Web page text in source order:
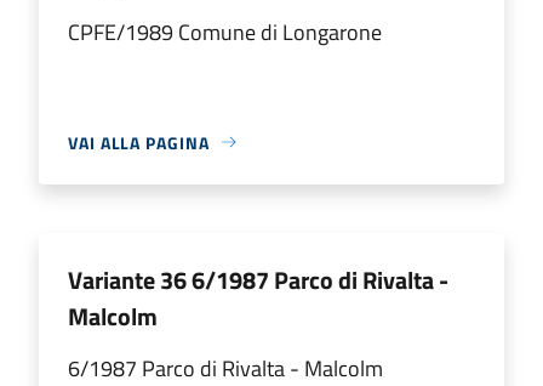
CPFE/1989 Comune di Longarone
VAI ALLA PAGINA
Variante 36 6/1987 Parco di Rivalta -
Malcolm
6/1987 Parco di Rivalta - Malcolm